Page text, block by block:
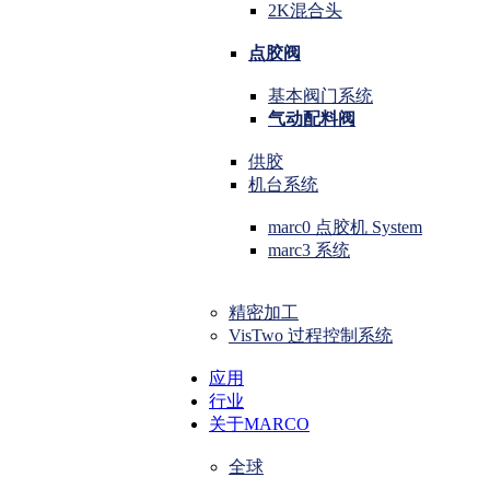
2K混合头
点胶阀
基本阀门系统
气动配料阀
供胶
机台系统
marc0 点胶机 System
marc3 系统
精密加工
VisTwo 过程控制系统
应用
行业
关于MARCO
全球